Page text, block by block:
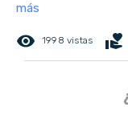
más
remove_red_eye 1998 vistas volunteer_activism